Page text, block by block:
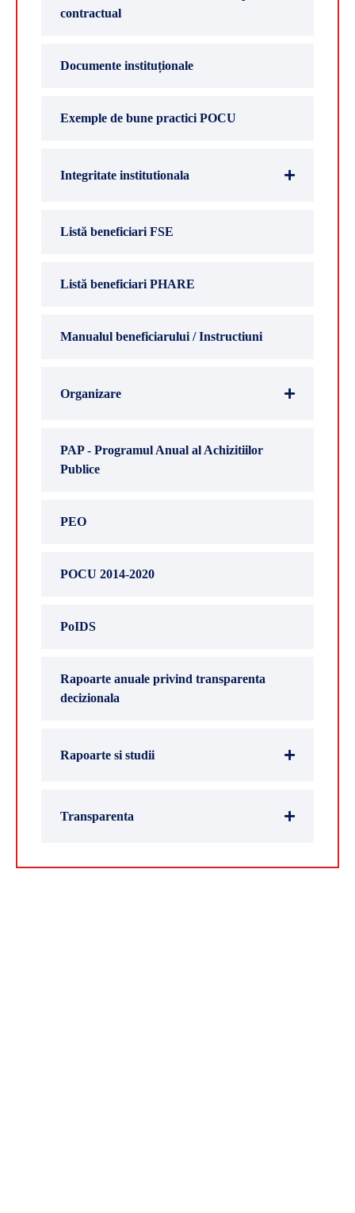
contractual
Documente instituționale
Exemple de bune practici POCU
Integritate institutionala
Listă beneficiari FSE
Listă beneficiari PHARE
Manualul beneficiarului / Instructiuni
Organizare
PAP - Programul Anual al Achizitiilor
Publice
PEO
POCU 2014-2020
PoIDS
Rapoarte anuale privind transparenta
decizionala
Rapoarte si studii
Transparenta